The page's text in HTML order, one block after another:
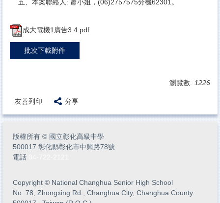
五、本案聯絡人: 蕭小姐，(06)2757575分機62301。
成大電機1廣告3.4.pdf
批次下載附件
瀏覽數: 1226
友善列印 分享
版權所有 © 國立彰化高級中學
500017 彰化縣彰化市中興路78號
電話
Copyright © National Changhua Senior High School
No. 78, Zhongxing Rd., Changhua City, Changhua County